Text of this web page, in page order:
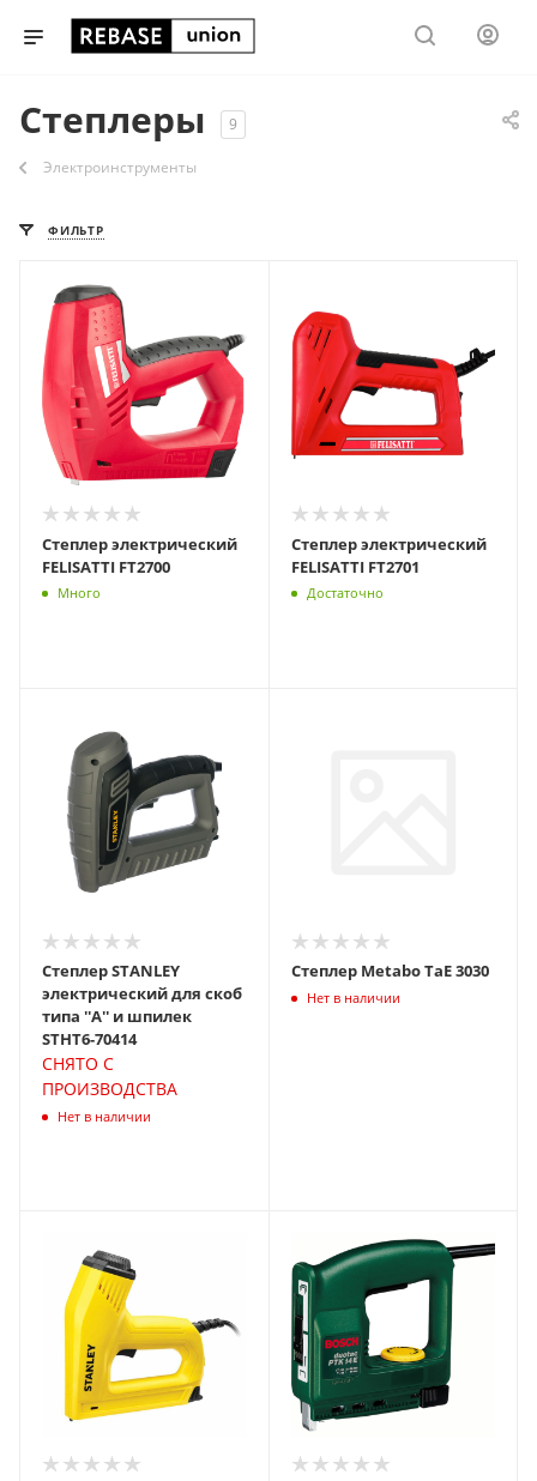
Степлеры 9
Электроинструменты
ФИЛЬТР
Степлер электрический
FELISATTI FT2700
Много
Степлер электрический
FELISATTI FT2701
Достаточно
Степлер STANLEY
электрический для скоб
типа ''A'' и шпилек
STHT6-70414
СНЯТО С
ПРОИЗВОДСТВА
Нет в наличии
Степлер Metabo TaE 3030
Нет в наличии